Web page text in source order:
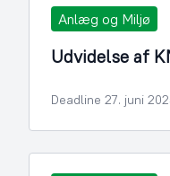
Anlæg og Miljø
Udvidelse af
Deadline 27. juni